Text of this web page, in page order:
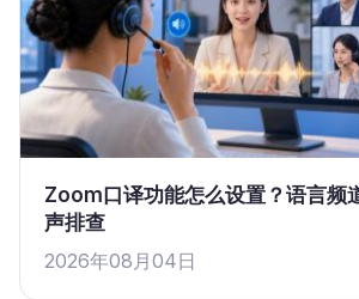
Zoom口译功能怎么设置？语言频
声排查
2026年08月04日